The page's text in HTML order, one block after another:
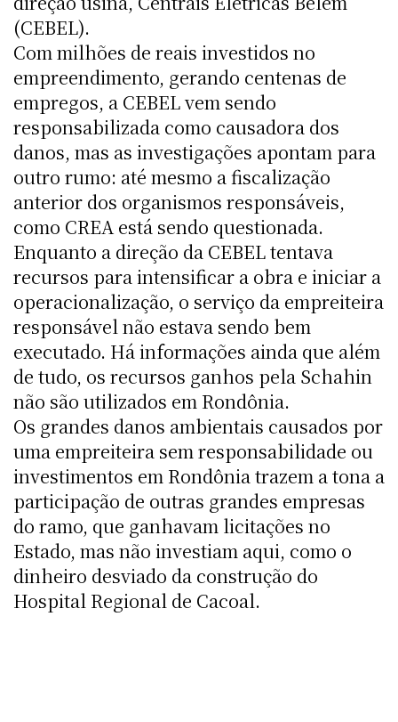
(CEBEL).
Com milhões de reais investidos no
empreendimento, gerando centenas de
empregos, a CEBEL vem sendo
responsabilizada como causadora dos
danos, mas as investigações apontam para
outro rumo: até mesmo a fiscalização
anterior dos organismos responsáveis,
como CREA está sendo questionada.
Enquanto a direção da CEBEL tentava
recursos para intensificar a obra e iniciar a
operacionalização, o serviço da empreiteira
responsável não estava sendo bem
executado. Há informações ainda que além
de tudo, os recursos ganhos pela Schahin
não são utilizados em Rondônia.
Os grandes danos ambientais causados por
uma empreiteira sem responsabilidade ou
investimentos em Rondônia trazem a tona a
participação de outras grandes empresas
do ramo, que ganhavam licitações no
Estado, mas não investiam aqui, como o
dinheiro desviado da construção do
Hospital Regional de Cacoal.